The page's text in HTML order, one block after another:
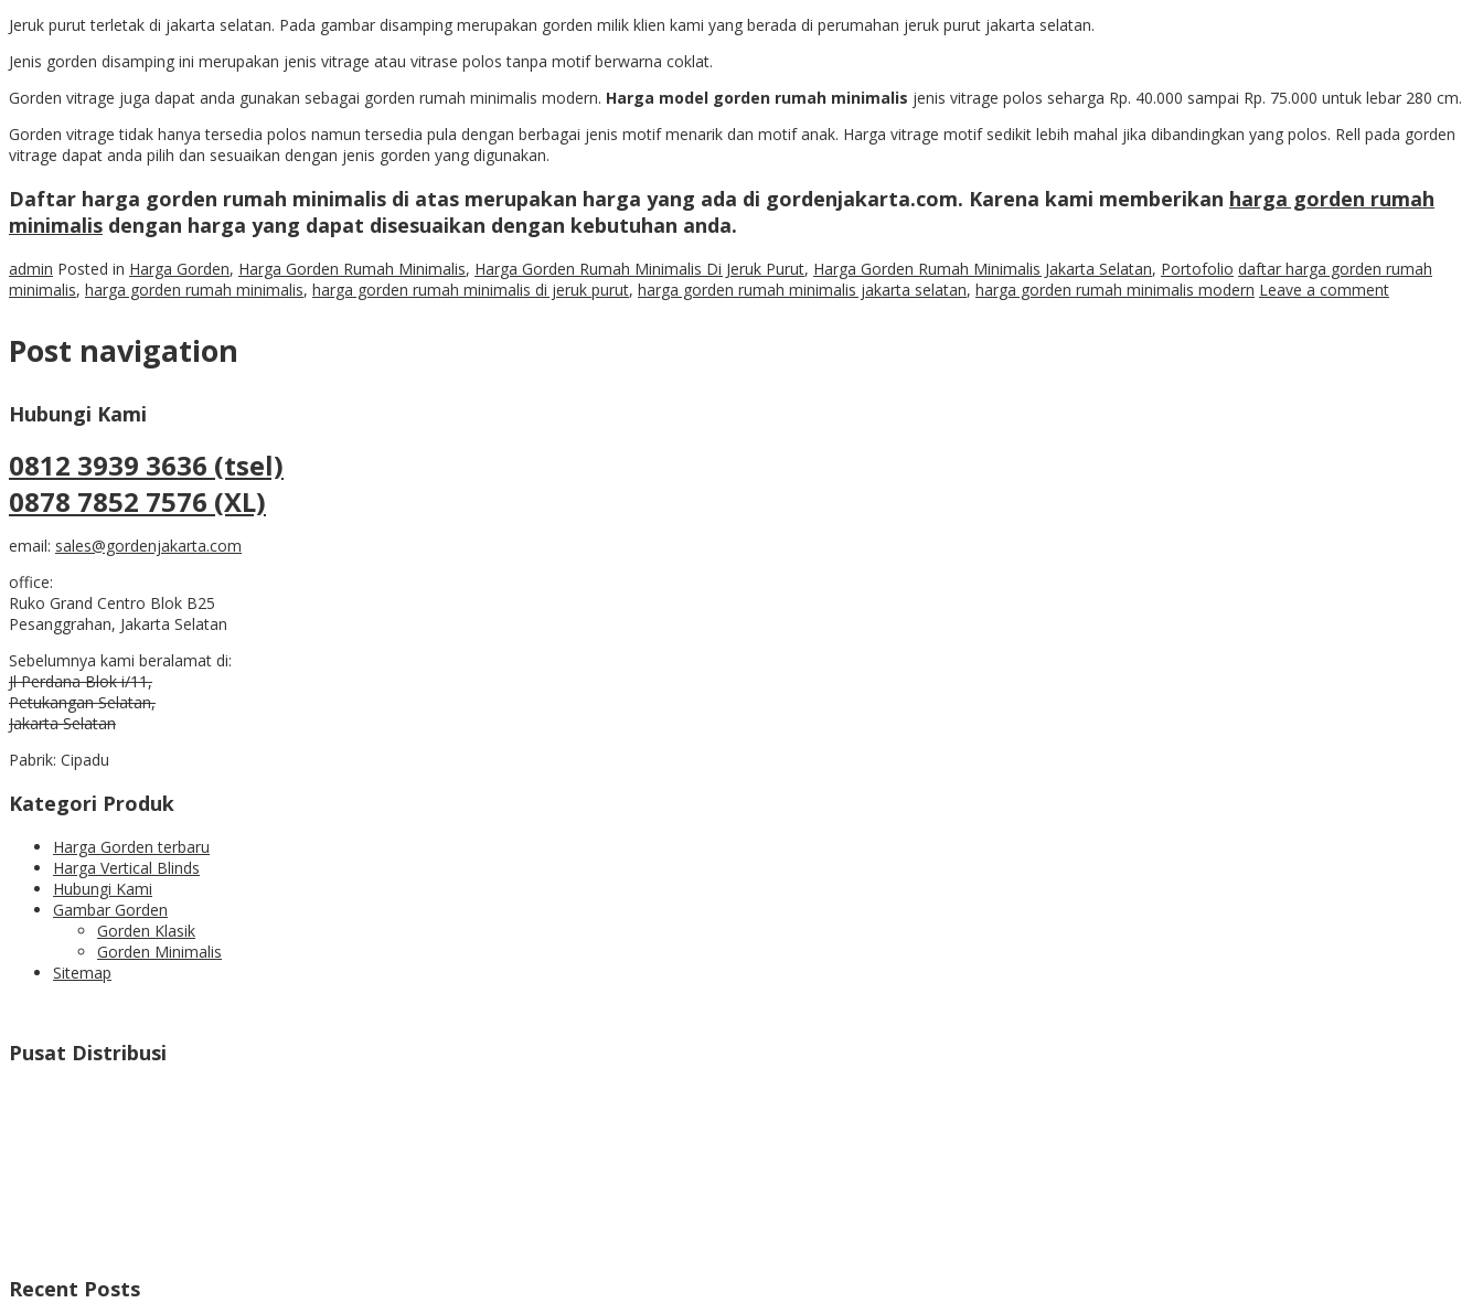
Jeruk purut terletak di jakarta selatan. Pada gambar disamping merupakan gorden milik klien kami yang berada di perumahan jeruk purut jakarta selatan.
Jenis gorden disamping ini merupakan jenis vitrage atau vitrase polos tanpa motif berwarna coklat.
Gorden vitrage juga dapat anda gunakan sebagai gorden rumah minimalis modern. Harga model gorden rumah minimalis jenis vitrage polos seharga Rp. 40.000 sampai Rp. 75.000 untuk lebar 280 cm.
Gorden vitrage tidak hanya tersedia polos namun tersedia pula dengan berbagai jenis motif menarik dan motif anak. Harga vitrage motif sedikit lebih mahal jika dibandingkan yang polos. Rell pada gorden
vitrage dapat anda pilih dan sesuaikan dengan jenis gorden yang digunakan.
Daftar harga gorden rumah minimalis di atas merupakan harga yang ada di gordenjakarta.com. Karena kami memberikan harga gorden rumah
minimalis dengan harga yang dapat disesuaikan dengan kebutuhan anda.
admin Posted in Harga Gorden, Harga Gorden Rumah Minimalis, Harga Gorden Rumah Minimalis Di Jeruk Purut, Harga Gorden Rumah Minimalis Jakarta Selatan, Portofolio daftar harga gorden rumah
minimalis, harga gorden rumah minimalis, harga gorden rumah minimalis di jeruk purut, harga gorden rumah minimalis jakarta selatan, harga gorden rumah minimalis modern Leave a comment
Post navigation
Hubungi Kami
0812 3939 3636 (tsel)
0878 7852 7576 (XL)
email: sales@gordenjakarta.com
office:
Ruko Grand Centro Blok B25
Pesanggrahan, Jakarta Selatan
Sebelumnya kami beralamat di:
Jl Perdana Blok i/11,
Petukangan Selatan,
Jakarta Selatan
Pabrik: Cipadu
Kategori Produk
Harga Gorden terbaru
Harga Vertical Blinds
Hubungi Kami
Gambar Gorden
Gorden Klasik
Gorden Minimalis
Sitemap
Pusat Distribusi
Recent Posts